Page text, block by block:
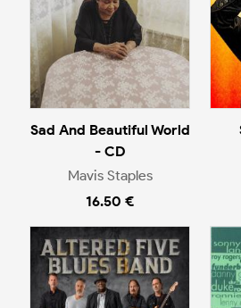
Sad And Beautiful World
- CD
Mavis Staples
16.50 €